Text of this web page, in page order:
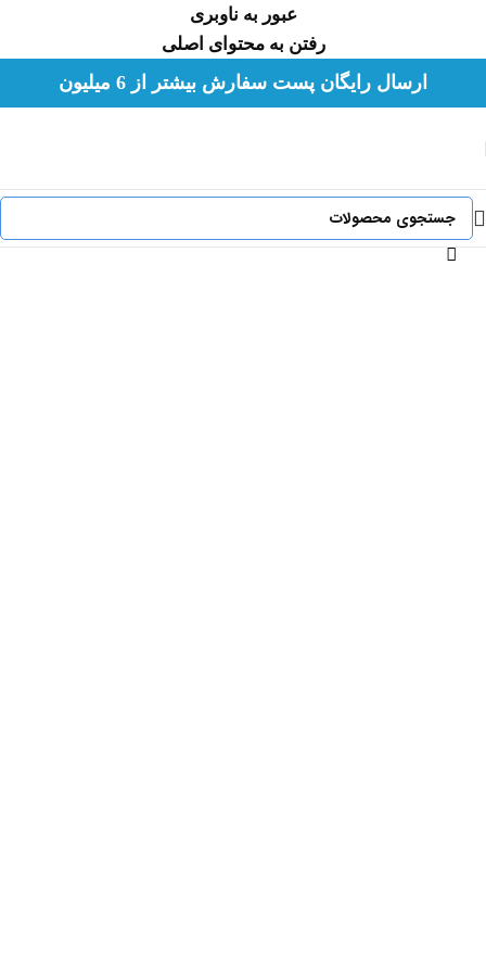
عبور به ناوبری
رفتن به محتوای اصلی
لطفا هورشید را در شبکه های اجتماعی با شناسه
hoorshidshop@ دنبال کنید.
ارسال رایگان پست سفارش بیشتر از 6 میلیون